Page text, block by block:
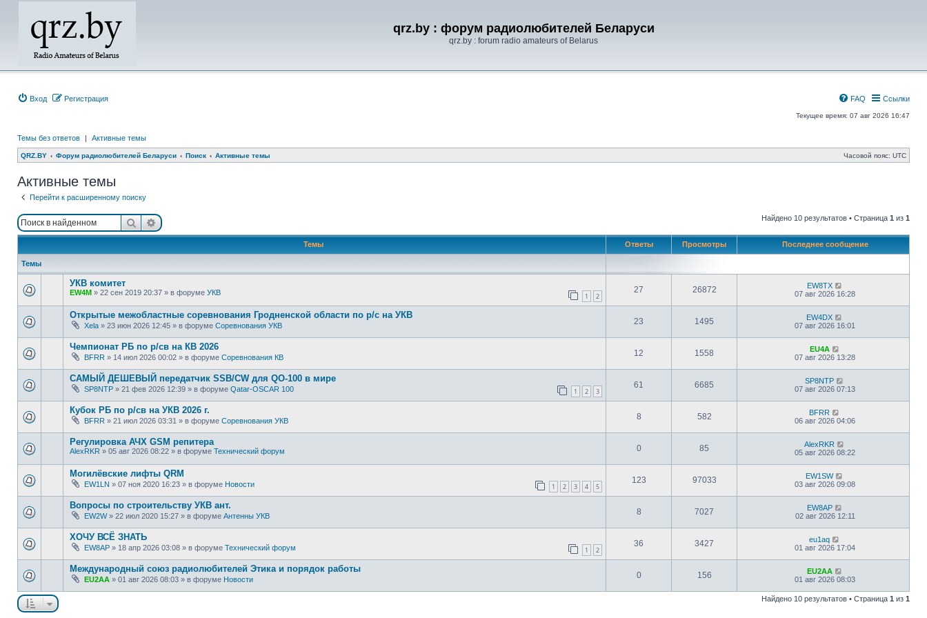
qrz.by : форум радиолюбителей Беларуси
qrz.by : forum radio amateurs of Belarus
Вход Регистрация Ссылки
FAQ
Текущее время: 07 авг 2026 16:47
Темы без ответов | Активные темы
QRZ.BY Форум радиолюбителей Беларуси Поиск Активные темы Часовой пояс: UTC
Активные темы
Перейти к расширенному поиску
ПоискРасширенный поиск Найдено 10 результатов • Страница 1 из 1
Темы Ответы Просмотры Последнее сообщение
Темы
УКВ комитет
EW4M » 22 сен 2019 20:37 » в форуме УКВ 1 2
27 26872
EW8TX
07 авг 2026 16:28
Открытые межобластные соревнования Гродненской области по р/с на УКВ
Xela » 23 июн 2026 12:45 » в форуме Соревнования УКВ 23 1495
EW4DX
07 авг 2026 16:01
Чемпионат РБ по р/св на КВ 2026
BFRR » 14 июл 2026 00:02 » в форуме Соревнования КВ 12 1558
EU4A
07 авг 2026 13:28
САМЫЙ ДЕШЕВЫЙ передатчик SSB/CW для QO-100 в мире
SP8NTP » 21 фев 2026 12:39 » в форуме Qatar-OSCAR 100 1 2 3
61 6685
SP8NTP
07 авг 2026 07:13
Кубок РБ по р/св на УКВ 2026 г.
BFRR » 21 июл 2026 03:31 » в форуме Соревнования УКВ 8 582
BFRR
06 авг 2026 04:06
Регулировка АЧХ GSM репитера
AlexRKR » 05 авг 2026 08:22 » в форуме Технический форум 0 85
AlexRKR
05 авг 2026 08:22
Могилёвские лифты QRM
EW1LN » 07 ноя 2020 16:23 » в форуме Новости 1 2 3 4 5
123 97033
EW1SW
03 авг 2026 09:08
Вопросы по строительству УКВ ант.
EW2W» 22 июл 2020 15:27 » в форуме Антенны УКВ 8 7027
EW8AP
02 авг 2026 12:11
ХОЧУ ВСЁ ЗНАТЬ
EW8AP » 18 апр 2026 03:08 » в форуме Технический форум 1 2
36 3427
eu1aq
01 авг 2026 17:04
Международный союз радиолюбителей Этика и порядок работы
EU2AA » 01 авг 2026 08:03 » в форуме Новости 0 156
EU2AA
01 авг 2026 08:03
Найдено 10 результатов • Страница 1 из 1